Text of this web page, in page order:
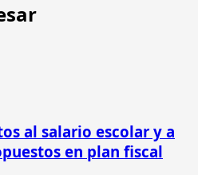
al salario escolar y a
en plan fiscal